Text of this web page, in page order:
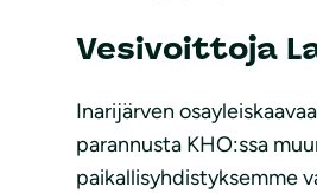
Vesivoittoja
Inarijärven
parannusta KHO:ssa
paikallisyhdistyksemme